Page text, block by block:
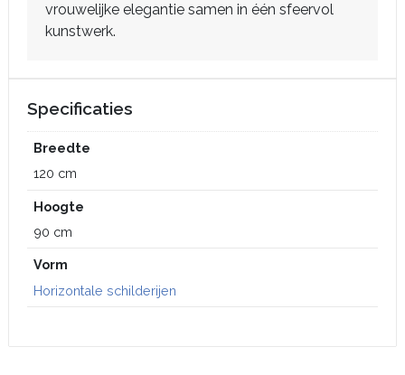
vrouwelijke elegantie samen in één sfeervol
kunstwerk.
Specificaties
Breedte
120 cm
Hoogte
90 cm
Vorm
Horizontale schilderijen